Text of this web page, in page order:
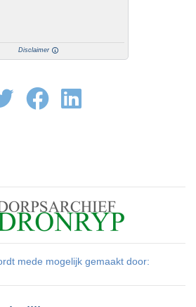
Disclaimer
mede mogelijk gemaakt door: